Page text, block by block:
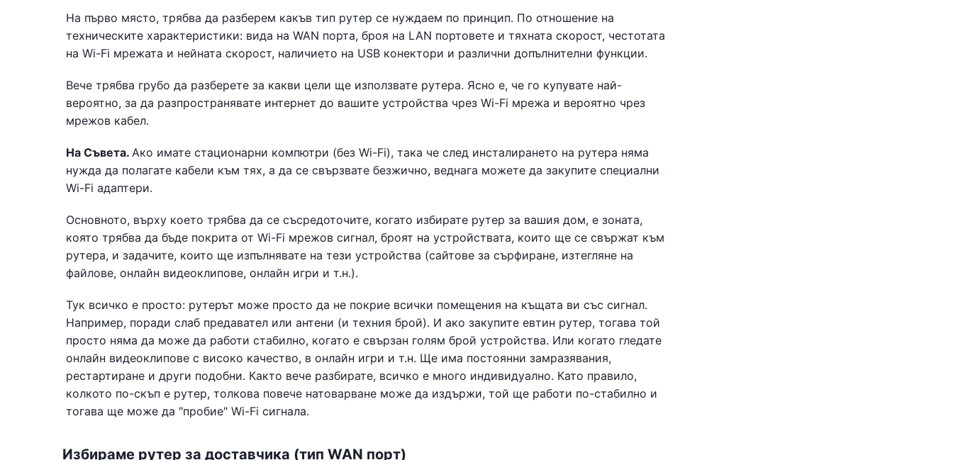
На първо място, трябва да разберем какъв тип рутер се нуждаем по принцип. По отношение на
техническите характеристики: вида на WAN порта, броя на LAN портовете и тяхната скорост, честотата
на Wi-Fi мрежата и нейната скорост, наличието на USB конектори и различни допълнителни функции.
Вече трябва грубо да разберете за какви цели ще използвате рутера. Ясно е, че го купувате най-
вероятно, за да разпространявате интернет до вашите устройства чрез Wi-Fi мрежа и вероятно чрез
мрежов кабел.
На Съвета. Ако имате стационарни компютри (без Wi-Fi), така че след инсталирането на рутера няма
нужда да полагате кабели към тях, а да се свързвате безжично, веднага можете да закупите специални
Wi-Fi адаптери.
Основното, върху което трябва да се съсредоточите, когато избирате рутер за вашия дом, е зоната,
която трябва да бъде покрита от Wi-Fi мрежов сигнал, броят на устройствата, които ще се свържат към
рутера, и задачите, които ще изпълнявате на тези устройства (сайтове за сърфиране, изтегляне на
файлове, онлайн видеоклипове, онлайн игри и т.н.).
Тук всичко е просто: рутерът може просто да не покрие всички помещения на къщата ви със сигнал.
Например, поради слаб предавател или антени (и техния брой). И ако закупите евтин рутер, тогава той
просто няма да може да работи стабилно, когато е свързан голям брой устройства. Или когато гледате
онлайн видеоклипове с високо качество, в онлайн игри и т.н. Ще има постоянни замразявания,
рестартиране и други подобни. Както вече разбирате, всичко е много индивидуално. Като правило,
колкото по-скъп е рутер, толкова повече натоварване може да издържи, той ще работи по-стабилно и
тогава ще може да "пробие" Wi-Fi сигнала.
Избираме рутер за доставчика (тип WAN порт)